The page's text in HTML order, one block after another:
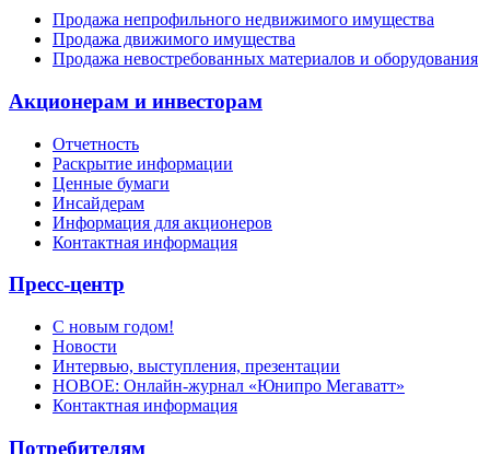
Продажа непрофильного недвижимого имущества
Продажа движимого имущества
Продажа невостребованных материалов и оборудования
Акционерам и инвесторам
Отчетность
Раскрытие информации
Ценные бумаги
Инсайдерам
Информация для акционеров
Контактная информация
Пресс-центр
С новым годом!
Новости
Интервью, выступления, презентации
НОВОЕ: Онлайн-журнал «Юнипро Мегаватт»
Контактная информация
Потребителям